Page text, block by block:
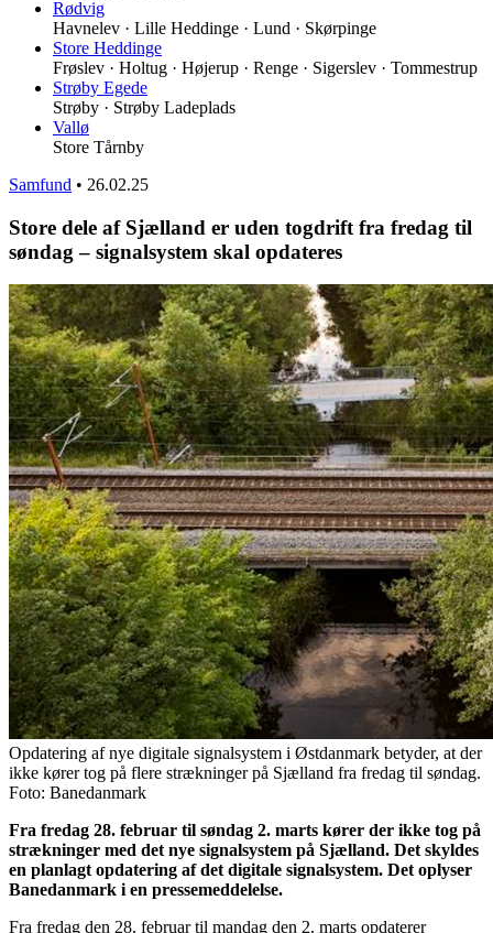
Rødvig
Havnelev · Lille Heddinge · Lund · Skørpinge
Store Heddinge
Frøslev · Holtug · Højerup · Renge · Sigerslev · Tommestrup
Strøby Egede
Strøby · Strøby Ladeplads
Vallø
Store Tårnby
Samfund • 26.02.25
Store dele af Sjælland er uden togdrift fra fredag til
søndag – signalsystem skal opdateres
Opdatering af nye digitale signalsystem i Østdanmark betyder, at der
ikke kører tog på flere strækninger på Sjælland fra fredag til søndag.
Foto: Banedanmark
Fra fredag 28. februar til søndag 2. marts kører der ikke tog på
strækninger med det nye signalsystem på Sjælland. Det skyldes
en planlagt opdatering af det digitale signalsystem. Det oplyser
Banedanmark i en pressemeddelelse.
Fra fredag den 28. februar til mandag den 2. marts opdaterer